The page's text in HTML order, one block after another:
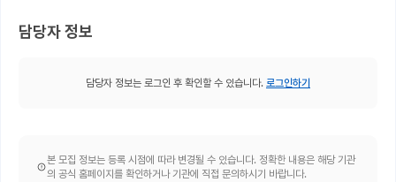
담당자 정보
담당자 정보는 로그인 후 확인할 수 있습니다. 로그인하기
본 모집 정보는 등록 시점에 따라 변경될 수 있습니다. 정확한 내용은 해당 기관
의 공식 홈페이지를 확인하거나 기관에 직접 문의하시기 바랍니다.